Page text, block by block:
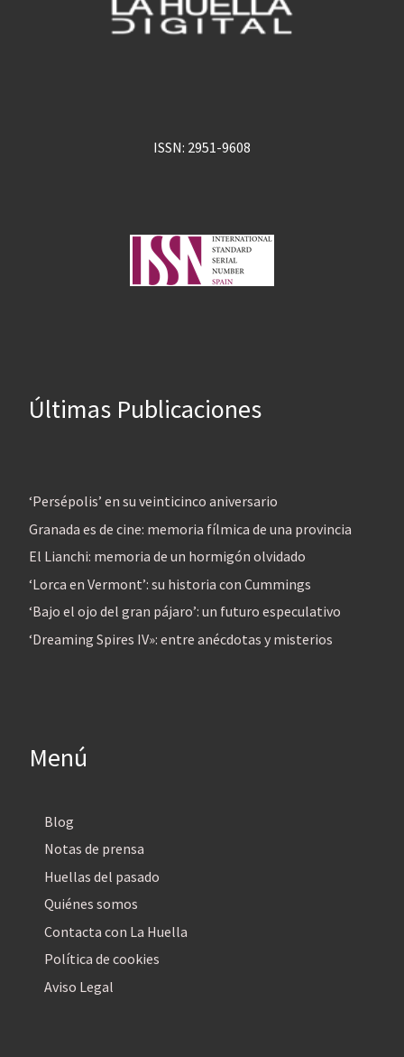
ISSN: 2951-9608
Últimas Publicaciones
‘Persépolis’ en su veinticinco aniversario
Granada es de cine: memoria fílmica de una provincia
El Lianchi: memoria de un hormigón olvidado
‘Lorca en Vermont’: su historia con Cummings
‘Bajo el ojo del gran pájaro’: un futuro especulativo
‘Dreaming Spires IV»: entre anécdotas y misterios
Menú
Blog
Notas de prensa
Huellas del pasado
Quiénes somos
Contacta con La Huella
Política de cookies
Aviso Legal